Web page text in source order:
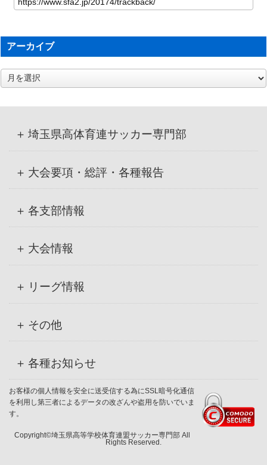
アーカイブ
ア
ー
埼玉県高体育連サッカー専門部
大会要項・総評・各種報告
各支部情報
大会情報
リーグ情報
その他
各種お知らせ
お客様の個人情報を安全に送受信する為にSSL暗号化通信
を利用し第三者によるデータの改ざんや盗用を防いでいま
す。
Copyright©埼玉県高等学校体育連盟サッカー専門部 All
Rights Reserved.